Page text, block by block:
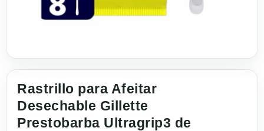
Rastrillo para Afeitar
Desechable Gillette
Prestobarba Ultragrip3 de